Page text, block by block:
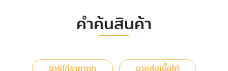
คำค้นสินค้า
ขายไก่ราคาถูก
ขายส่งเนื้อไก่